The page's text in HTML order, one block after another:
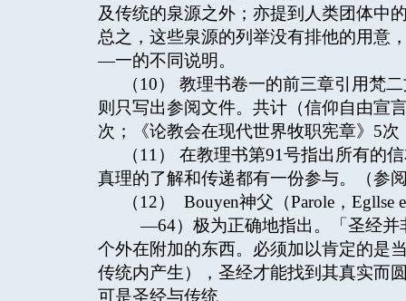
及传统的泉源之外；亦提到人类团体中
总之，这些泉源的列举没有排他的用意
—一的不同说明。
（10） 教理书卷一的前三章引用梵
则只写出参阅文件。共计（信仰自由宣
次；《论教会在现代世界牧职宪章》5次
（11） 在教理书第91号指出所有的
真理的了解和传递都有一份参与。（参
（12） Bouyen神父（Parole，Egllse
—64）极为正确地指出。「圣经并
个外在附加的东西。必须加以肯定的是
传统内产生），圣经才能找到其真实而
可是圣经与传统